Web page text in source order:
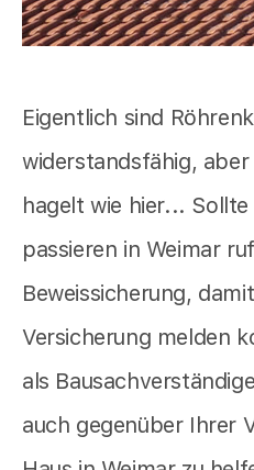
Eigentlich sind
widerstandsfähig,
hagelt wie hier...
passieren in Weimar
Beweissicherung,
Versicherung melden
als
auch gegenüber Ihrer